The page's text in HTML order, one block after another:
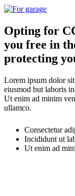
Opting for
you free in
protecting
Lorem ipsum dolor
eiusmod but laboris
Ut enim ad minim
ullamco.
Consectetur
Incididunt ut
Ut enim ad